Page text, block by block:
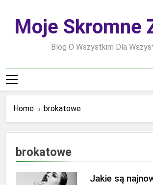
contentMoje Skromne
Blog O Wszystkim Dla
Home brokatowe
brokatowe
Jakie są